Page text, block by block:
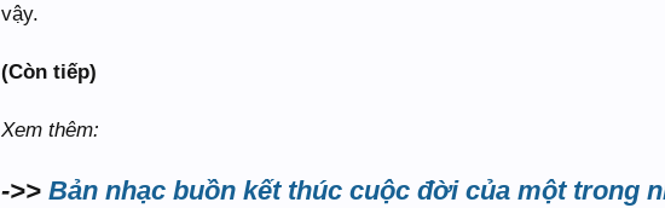
vậy.
(Còn tiếp)
Xem thêm:
->> Bản nhạc buồn kết thúc cuộc đời của một trong